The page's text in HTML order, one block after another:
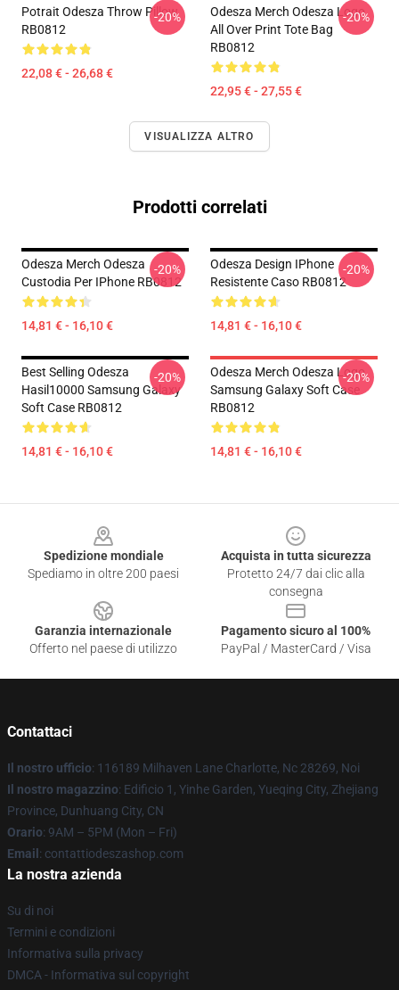
Potrait Odesza Throw Pillow
RB0812
22,08 € - 26,68 €
-20%
Odesza Merch Odesza Logo
All Over Print Tote Bag
RB0812
22,95 € - 27,55 €
-20%
VISUALIZZA ALTRO
Prodotti correlati
Odesza Merch Odesza
Custodia Per IPhone RB0812
14,81 € - 16,10 €
-20%
Odesza Design IPhone
Resistente Caso RB0812
14,81 € - 16,10 €
-20%
Best Selling Odesza
Hasil10000 Samsung Galaxy
Soft Case RB0812
14,81 € - 16,10 €
-20%
Odesza Merch Odesza Logo
Samsung Galaxy Soft Case
RB0812
14,81 € - 16,10 €
-20%
Spedizione mondiale
Spediamo in oltre 200 paesi
Acquista in tutta sicurezza
Protetto 24/7 dai clic alla
consegna
Garanzia internazionale
Offerto nel paese di utilizzo
Pagamento sicuro al 100%
PayPal / MasterCard / Visa
Contattaci
Il nostro ufficio: 116189 Milhaven Lane Charlotte, Nc 28269, Noi
Il nostro magazzino: Edificio 1, Yinhe Garden, Yueqing City, Zhejiang
Province, Dunhuang City, CN
Orario: 9AM – 5PM (Mon – Fri)
Email : contattiodeszashop.com
La nostra azienda
Su di noi
Termini e condizioni
Informativa sulla privacy
DMCA - Informativa sul copyright